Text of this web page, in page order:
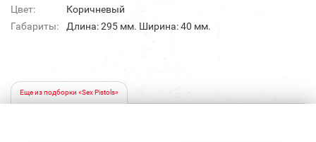
Цвет:
Коричневый
Габариты:
Длина: 295 мм. Ширина: 40 мм.
Еще из подборки «Sex Pistols»